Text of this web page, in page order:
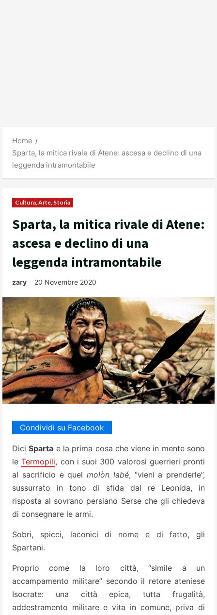
Home
Sparta, la mitica rivale di Atene: ascesa e declino di una
leggenda intramontabile
Cultura, Arte, Storia
Sparta, la mitica rivale di Atene:
ascesa e declino di una
leggenda intramontabile
zary 20 Novembre 2020
Condividi su Facebook
DiciSparta e la prima cosa che viene in mente sono
leTermopili, con i suoi 300 valorosi guerrieri pronti
al sacrificio e quel molòn labé, “vieni a prenderle”,
sussurrato in tono di sfida dal re Leonida, in
risposta al sovrano persiano Serse che gli chiedeva
di consegnare le armi.
Sobri, spicci, laconici di nome e di fatto, gli
Spartani.
Proprio come la loro città, “simile a un
accampamento militare” secondo il retore ateniese
Isocrate: una città epica, tutta frugalità,
addestramento militare e vita in comune, priva di